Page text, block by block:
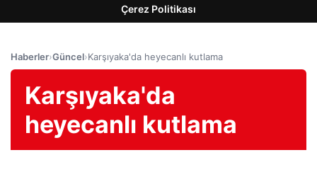
Çerez Politikası
Haberler›Güncel›Karşıyaka'da heyecanlı kutlama
Karşıyaka'da
heyecanlı kutlama